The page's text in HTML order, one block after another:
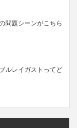
問題シーンがこちら
ルレイガストってど